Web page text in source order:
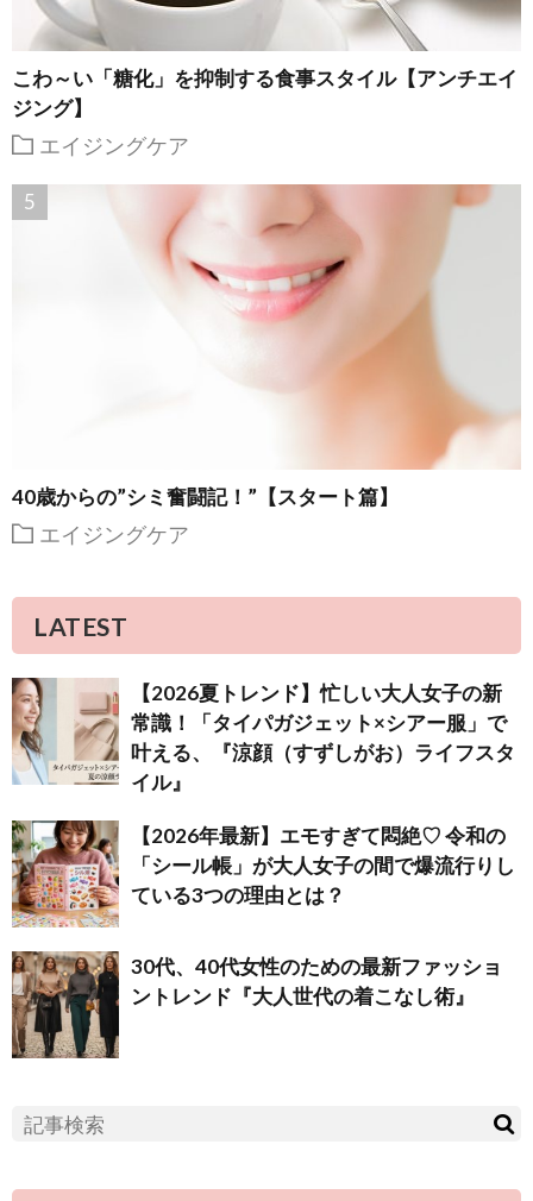
こわ～い「糖化」を抑制する食事スタイル【アンチエイ
ジング】
エイジングケア
40歳からの”シミ奮闘記！”【スタート篇】
エイジングケア
LATEST
【2026夏トレンド】忙しい大人女子の新
常識！「タイパガジェット×シアー服」で
叶える、『涼顔（すずしがお）ライフスタ
イル』
【2026年最新】エモすぎて悶絶♡ 令和の
「シール帳」が大人女子の間で爆流行りし
ている3つの理由とは？
30代、40代女性のための最新ファッショ
ントレンド『大人世代の着こなし術』